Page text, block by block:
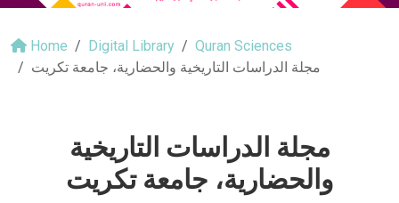
Home Digital Library
Quran Sciences
مجلة الدراسات التاريخية والحضارية، جامعة تكريت
مجلة الدراسات التاريخية
والحضارية، جامعة تكريت